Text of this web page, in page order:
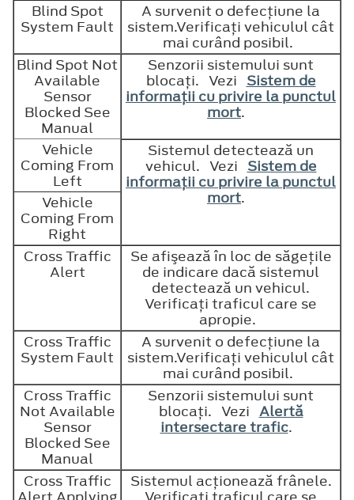
Blind Spot
System Fault
A survenit o defecţiune la
sistem.Verificaţi vehiculul cât
mai curând posibil.
Blind Spot Not
Available
Sensor
Blocked See
Manual
Senzorii sistemului sunt
blocaţi. Vezi Sistem de
informaţii cu privire la punctul
mort.
Vehicle
Coming From
Left
Sistemul detectează un
vehicul. Vezi Sistem de
informaţii cu privire la punctul
mort.
Vehicle
Coming From
Right
Cross Traffic
Alert
Se afişează în loc de săgeţile
de indicare dacă sistemul
detectează un vehicul.
Verificaţi traficul care se
apropie.
Cross Traffic
System Fault
A survenit o defecţiune la
sistem.Verificaţi vehiculul cât
mai curând posibil.
Cross Traffic
Not Available
Sensor
Blocked See
Manual
Senzorii sistemului sunt
blocaţi. Vezi Alertă
intersectare trafic.
Cross Traffic
Sistemul acţionează frânele.